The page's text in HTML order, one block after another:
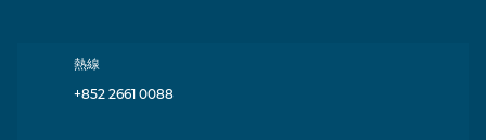
熱線
+852 2661 0088